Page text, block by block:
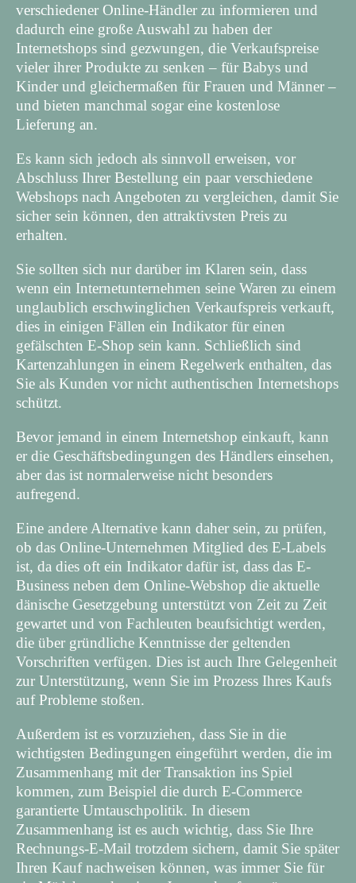
verschiedener Online-Händler zu informieren und
dadurch eine große Auswahl zu haben der
Internetshops sind gezwungen, die Verkaufspreise
vieler ihrer Produkte zu senken – für Babys und
Kinder und gleichermaßen für Frauen und Männer –
und bieten manchmal sogar eine kostenlose
Lieferung an.
Es kann sich jedoch als sinnvoll erweisen, vor
Abschluss Ihrer Bestellung ein paar verschiedene
Webshops nach Angeboten zu vergleichen, damit Sie
sicher sein können, den attraktivsten Preis zu
erhalten.
Sie sollten sich nur darüber im Klaren sein, dass
wenn ein Internetunternehmen seine Waren zu einem
unglaublich erschwinglichen Verkaufspreis verkauft,
dies in einigen Fällen ein Indikator für einen
gefälschten E-Shop sein kann. Schließlich sind
Kartenzahlungen in einem Regelwerk enthalten, das
Sie als Kunden vor nicht authentischen Internetshops
schützt.
Bevor jemand in einem Internetshop einkauft, kann
er die Geschäftsbedingungen des Händlers einsehen,
aber das ist normalerweise nicht besonders
aufregend.
Eine andere Alternative kann daher sein, zu prüfen,
ob das Online-Unternehmen Mitglied des E-Labels
ist, da dies oft ein Indikator dafür ist, dass das E-
Business neben dem Online-Webshop die aktuelle
dänische Gesetzgebung unterstützt von Zeit zu Zeit
gewartet und von Fachleuten beaufsichtigt werden,
die über gründliche Kenntnisse der geltenden
Vorschriften verfügen. Dies ist auch Ihre Gelegenheit
zur Unterstützung, wenn Sie im Prozess Ihres Kaufs
auf Probleme stoßen.
Außerdem ist es vorzuziehen, dass Sie in die
wichtigsten Bedingungen eingeführt werden, die im
Zusammenhang mit der Transaktion ins Spiel
kommen, zum Beispiel die durch E-Commerce
garantierte Umtauschpolitik. In diesem
Zusammenhang ist es auch wichtig, dass Sie Ihre
Rechnungs-E-Mail trotzdem sichern, damit Sie später
Ihren Kauf nachweisen können, was immer Sie für